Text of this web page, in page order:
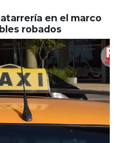
en el marco
robados